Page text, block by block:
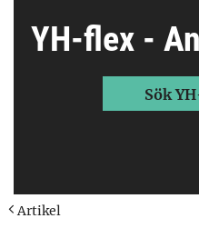
Artikel
YH-flex -
Sök